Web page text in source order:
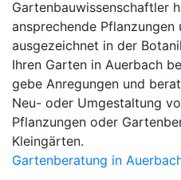
Gartenbauwissenschaftler
ansprechende Pflanzungen
ausgezeichnet in der
Ihren Garten in Auerbach
gebe Anregungen und
Neu- oder Umgestaltung
Pflanzungen oder
Kleingärten.
Gartenberatung in